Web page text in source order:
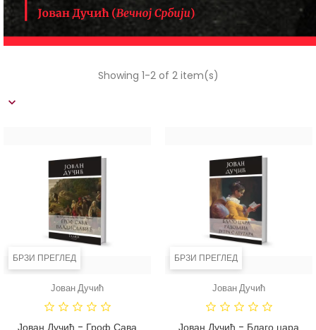
Showing 1-2 of 2 item(s)
БРЗИ ПРЕГЛЕД
САМО ПУТЕМ
ИНТЕРНЕТА!
Јован Дучић
Јован Дучић - Гроф Сава
БРЗИ ПРЕГЛЕД
САМО
Јован Дучић
Јован Дучић - Благо цара